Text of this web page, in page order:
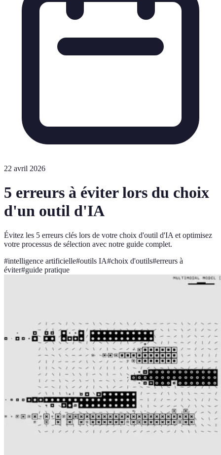
22 avril 2026
5 erreurs à éviter lors du choix
d'un outil d'IA
Évitez les 5 erreurs clés lors de votre choix d'outil d'IA et optimisez
votre processus de sélection avec notre guide complet.
#intelligence artificielle#outils IA#choix d'outils#erreurs à
éviter#guide pratique